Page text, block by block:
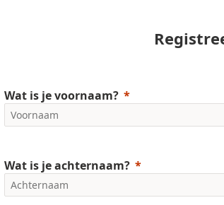
Wat is je voornaam?
Wat is je achternaam?